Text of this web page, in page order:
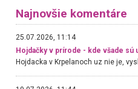
Najnovšie komentáre
25.07.2026, 11:14
Hojdačky v prírode - kde všade sú